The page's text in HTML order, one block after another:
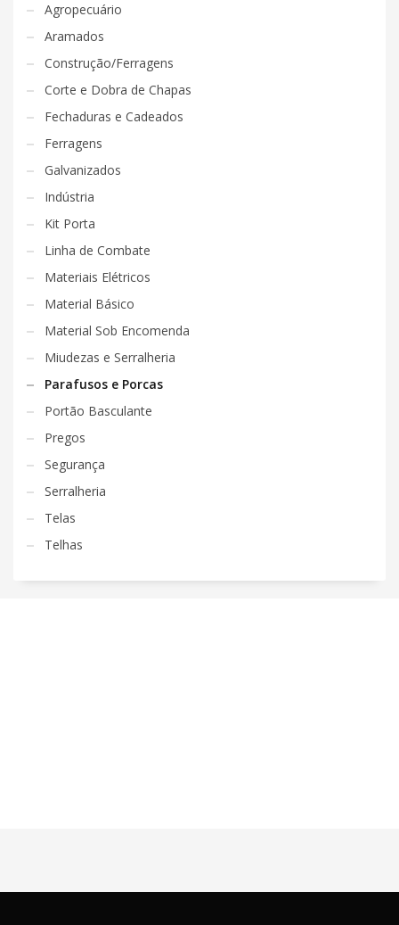
Agropecuário
Aramados
Construção/Ferragens
Corte e Dobra de Chapas
Fechaduras e Cadeados
Ferragens
Galvanizados
Indústria
Kit Porta
Linha de Combate
Materiais Elétricos
Material Básico
Material Sob Encomenda
Miudezas e Serralheria
Parafusos e Porcas
Portão Basculante
Pregos
Segurança
Serralheria
Telas
Telhas